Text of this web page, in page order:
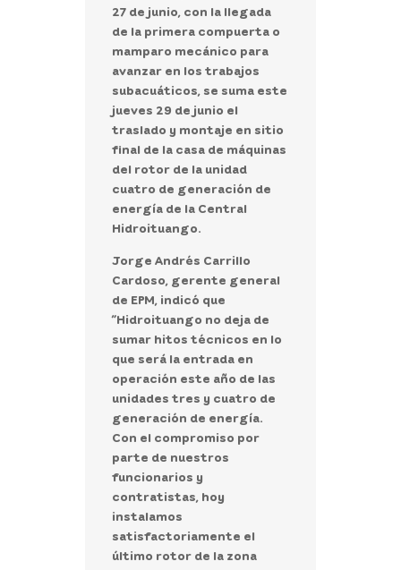
27 de junio, con la llegada
de la primera compuerta o
mamparo mecánico para
avanzar en los trabajos
subacuáticos, se suma este
jueves 29 de junio el
traslado y montaje en sitio
final de la casa de máquinas
del rotor de la unidad
cuatro de generación de
energía de la Central
Hidroituango.
Jorge Andrés Carrillo
Cardoso, gerente general
de EPM, indicó que
“Hidroituango no deja de
sumar hitos técnicos en lo
que será la entrada en
operación este año de las
unidades tres y cuatro de
generación de energía.
Con el compromiso por
parte de nuestros
funcionarios y
contratistas, hoy
instalamos
satisfactoriamente el
último rotor de la zona